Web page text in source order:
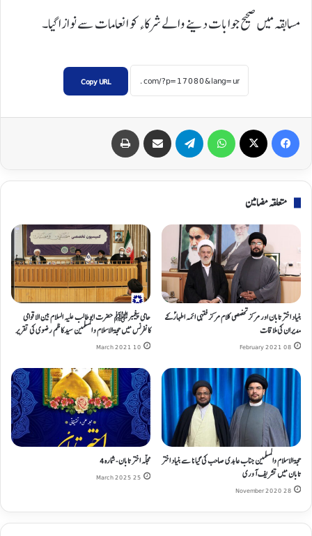
مسابقہ میں صحیح جوابات دینے والے شرکاء کو انعامات سے نوازا گیا۔
Copy URL
متعلقہ مضامین
بنیاد اختر تابان اور مرکز تخصصی کلام مرکز فقهی ائمه اطهارؑ کے
مدیران کی ملاقات
08 February 2021
حامی پیغمبرﷺ حضرت ابو طالب علیہ السلام بین الاقوامی
کانفرنس میں حجۃ الاسلام و المسلمین سید کاظم رضوی کی تقریر
10 March 2021
حجة الاسلام والمسلمین جناب عابدی صاحب کی گیانا سے بنیاد اختر
تابان میں تشریف آوری
28 November 2020
مجلہ اختر تابان- شمارہ 4
25 March 2025